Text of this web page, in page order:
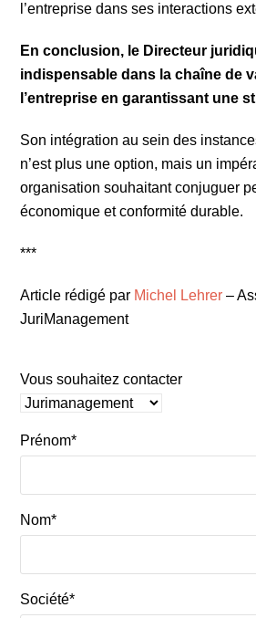
l’entreprise dans ses interactions
En conclusion, le Directeur
indispensable dans la chaîne de
l’entreprise en garantissant une
Son intégration au sein des
n’est plus une option, mais un
organisation souhaitant conjuguer
économique et conformité durable.
***
Article rédigé par Michel Lehrer –
JuriManagement
Vous souhaitez contacter
Prénom*
Nom*
Société*